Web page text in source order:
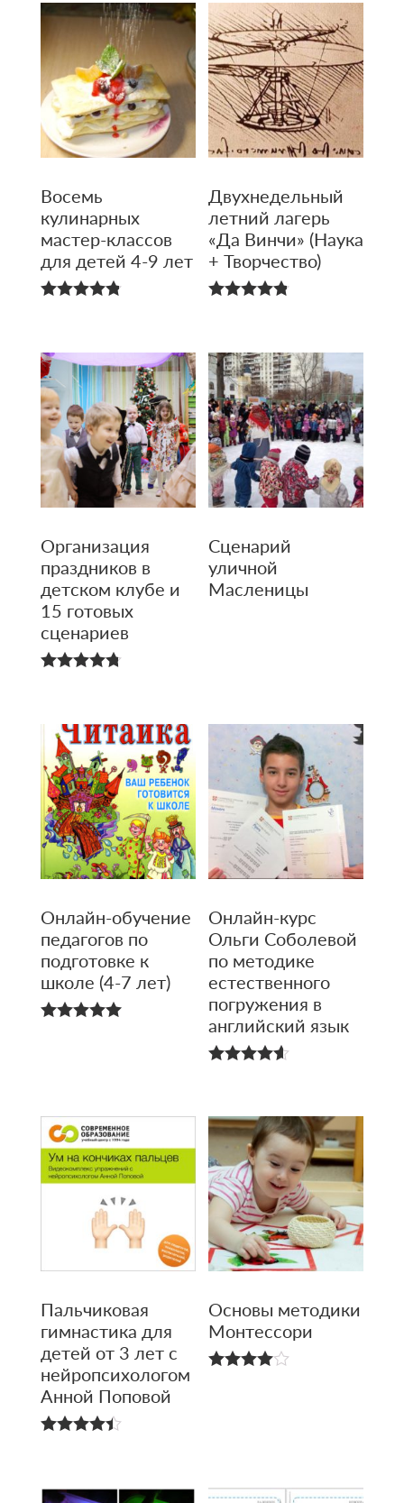
Восемь
кулинарных
мастер-классов
для детей 4-9 лет
Двухнедель­ный
летний лагерь
«Да Винчи» (Наука
+ Творчество)
Организация
праздников в
детском клубе и
15 готовых
сценариев
Сценарий
уличной
Масленицы
Онлайн-обучение
педагогов по
подготовке к
школе (4-7 лет)
Онлайн-курс
Ольги Соболевой
по методике
естественного
погружения в
английский язык
Пальчиковая
гимнастика для
детей от 3 лет с
нейро­психологом
Анной Поповой
Основы методики
Монтессори